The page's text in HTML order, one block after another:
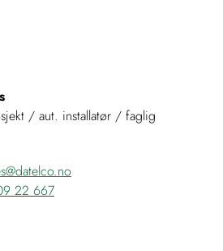
/ aut. installatør / faglig
22 667